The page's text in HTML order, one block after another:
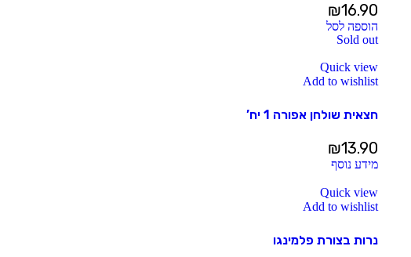
₪16.90
הוספה לסל
Sold out
Quick view
Add to wishlist
חצאית שולחן אפורה 1 יח’
₪13.90
מידע נוסף
Quick view
Add to wishlist
נרות בצורת פלמינגו